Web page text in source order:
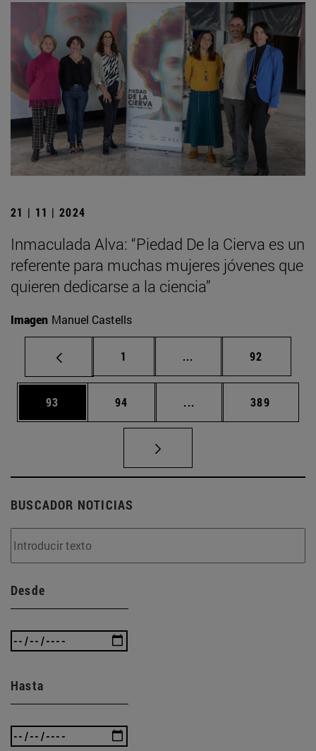
21 | 11 | 2024
Inmaculada Alva: “Piedad De la Cierva es un
referente para muchas mujeres jóvenes que
quieren dedicarse a la ciencia”
Imagen Manuel Castells
Página
1 ... Páginas intermedias
Página
92
Página
93 Página
94 ... Páginas intermedias
Página
389
BUSCADOR NOTICIAS
Desde
Hasta